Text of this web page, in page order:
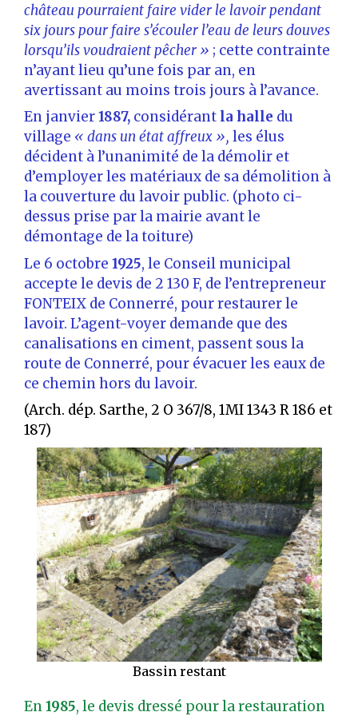
château pourraient faire vider le lavoir pendant
six jours pour faire s’écouler l’eau de leurs douves
lorsqu’ils voudraient pêcher » ; cette contrainte
n’ayant lieu qu’une fois par an, en
avertissant au moins trois jours à l’avance.
En janvier1887, considérant la halle du
village « dans un état affreux », les élus
décident à l’unanimité de la démolir et
d’employer les matériaux de sa démolition à
la couverture du lavoir public. (photo ci-
dessus prise par la mairie avant le
démontage de la toiture)
Le 6 octobre 1925, le Conseil municipal
accepte le devis de 2 130 F, de l’entrepreneur
FONTEIX de Connerré, pour restaurer le
lavoir. L’agent-voyer demande que des
canalisations en ciment, passent sous la
route de Connerré, pour évacuer les eaux de
ce chemin hors du lavoir.
(Arch. dép. Sarthe, 2 O 367/8, 1MI 1343 R 186 et
187)
Bassin restant
En1985, le devis dressé pour la restauration